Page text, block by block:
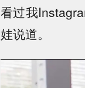
看过我
娃说道。